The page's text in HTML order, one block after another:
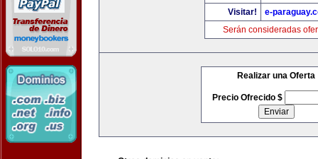
Visitar!
e-
Serán consideradas
Realizar una Oferta
Precio Ofrecido $